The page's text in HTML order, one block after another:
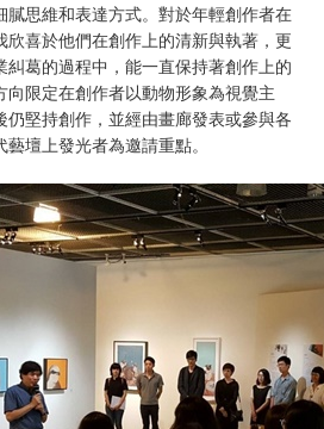
思維和表達方式。對於年輕創作者在
喜於他們在創作上的清新與執著，更
葛的過程中，能一直保持著創作上的
限定在創作者以動物形象為視覺主
堅持創作，並經由畫廊發表或參與各
壇上發光者為邀請重點。